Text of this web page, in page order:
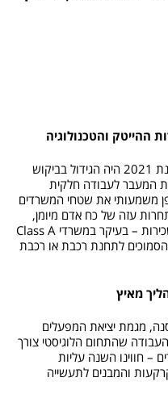
ההייטק והטכנולוגיה
הגורם הדומיננטי בתחום המשרדים בשנת 2021 היה הגידול בביקוש
המעבר לעבודה חלקית
משמעותי את שטחי המשרדים
עזה של כח אדם מיומן,
הובילו לביקושים חזקים ולעליית דמי השכירות – בעיקר במשרדי Class A
הסמוכים לתחנת רכבת או רכבת
מאיץ
מגמת יציאת המפעלים
שהתחום הלוגיסטי צורך
– חווינו השנה עליות
והמבנים לתעשייה